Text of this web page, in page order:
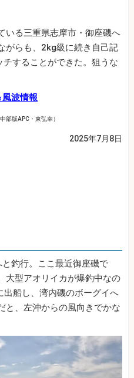
いる三重県志摩市・御座磯へ
がらも、2kg級に続き自己記
することができた。狙うな
波情報
部版APC・東弘幸）
2025年7月8日
釣行。ここ最近御座磯で
大型アオリイカが爆釣中なの
船し、湾内磯のボーグイへ
と、左沖からの風向きでかな